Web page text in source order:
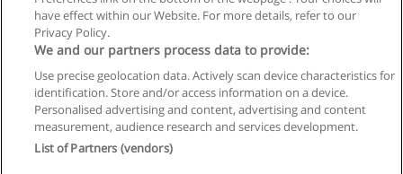
Regras de uso
Privacidade de dados
Entrar em contato com Educaedu
Copyright © Educaedu Business S.L. - CIF : B-95610580: -
have effect within our Website. For more details, refer to our
Privacy Policy.
We and our partners process data to provide:
Use precise geolocation data. Actively scan device characteristics for
identification. Store and/or access information on a device.
Personalised advertising and content, advertising and content
measurement, audience research and services development.
List of Partners (vendors)